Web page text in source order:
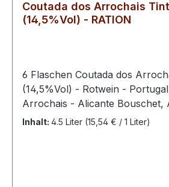
Coutada dos Arrochais
(14,5%Vol) - RATION
6 Flaschen Coutada dos
(14,5%Vol) - Rotwein -
Arrochais - Alicante Bouschet,
Aragones, Trincadeira
Inhalt: 4.5 Liter (15,54 € / 1 Liter)